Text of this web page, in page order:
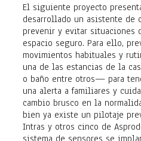
El siguiente proyecto
desarrollado un asistente de
prevenir y evitar situaciones
espacio seguro. Para ello,
movimientos habituales y
una de las estancias de la
o baño entre otros— para
una alerta a familiares y
cambio brusco en la
bien ya existe un pilotaje
Intras y otros cinco de
sistema de sensores se